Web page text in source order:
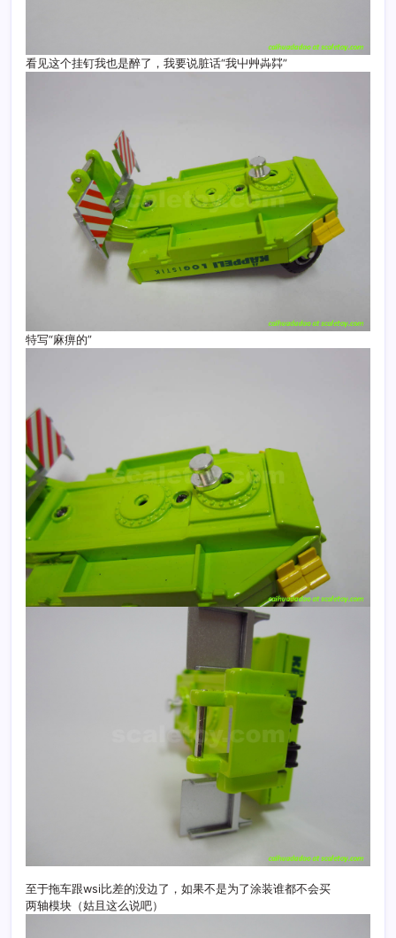
看见这个挂钉我也是醉了，我要说脏话“我屮艸芔茻”
特写“麻痹的”
至于拖车跟wsi比差的没边了，如果不是为了涂装谁都不会买
两轴模块（姑且这么说吧）